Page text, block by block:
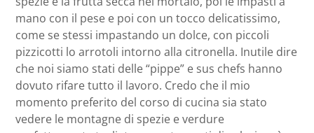
mano con il pese e poi con un tocco delicatissimo,
come se stessi impastando un dolce, con piccoli
pizzicotti lo arrotoli intorno alla citronella. Inutile dire
che noi siamo stati delle “pippe” e sus chefs hanno
dovuto rifare tutto il lavoro. Credo che il mio
momento preferito del corso di cucina sia stato
vedere le montagne di spezie e verdure